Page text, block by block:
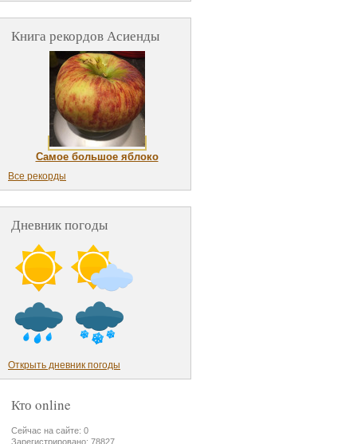
Книга рекордов Асиенды
Самое большое яблоко
Все рекорды
Дневник погоды
Открыть дневник погоды
Кто online
Сейчас на сайте: 0
Зарегистрировано: 78827